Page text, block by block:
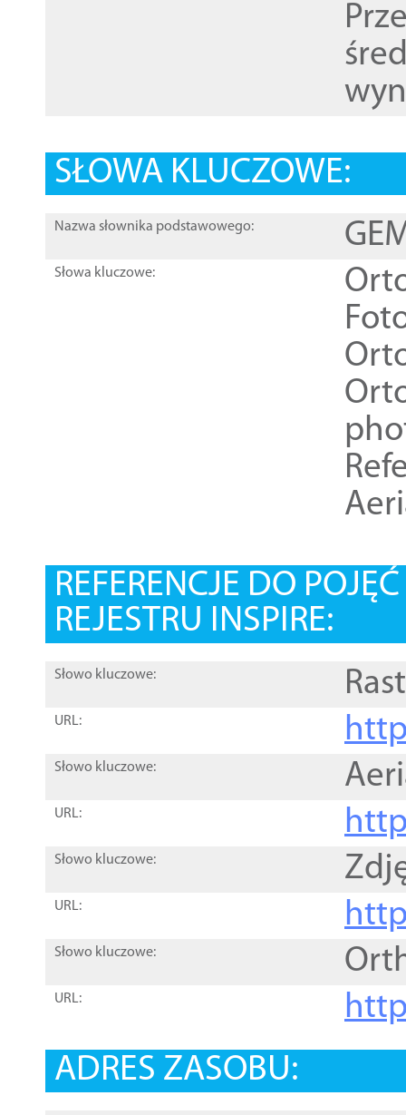
SŁOWA KLUCZOWE:
Nazwa słownika podstawowego:
Słowa kluczowe:
REFERENCJE DO
REJESTRU INSPIRE:
Słowo kluczowe:
URL:
Słowo kluczowe:
URL:
Słowo kluczowe:
URL:
Słowo kluczowe:
URL:
ADRES ZASOBU: